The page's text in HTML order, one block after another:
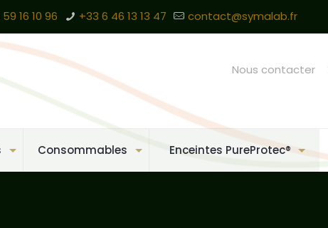
16 10 96 +33 6 46 13 13 47 contact@symalab.fr
Consommables Enceintes PureProtec®
Nous contacter